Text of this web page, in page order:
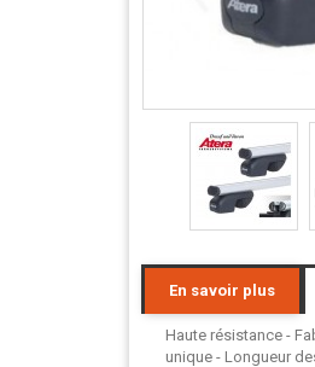
En savoir plus
Haute résistance -
unique - Longueur